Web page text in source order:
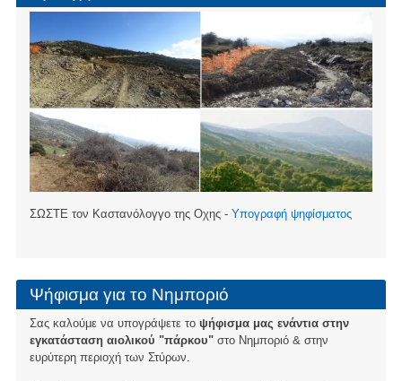
ΣΩΣΤΕ τον Καστανόλογγο της Οχης - Υπογραφή ψηφίσματος
Ψήφισμα για το Νημποριό
Σας καλούμε να υπογράψετε το ψήφισμα μας ενάντια στην
εγκατάσταση αιολικού "πάρκου"στο Νημποριό & στην
ευρύτερη περιοχή των Στύρων.